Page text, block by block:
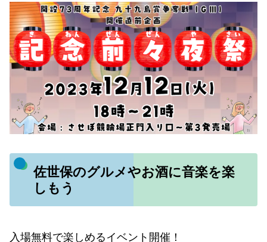
佐世保のグルメやお酒に音楽を楽
しもう
入場無料で楽しめるイベント開催！